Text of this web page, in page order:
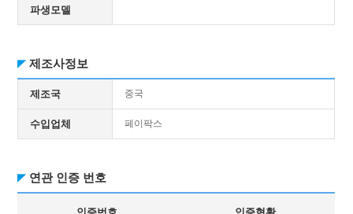
파생모델
제조사정보
제조국 중국
수입업체 페이팍스
연관 인증 번호